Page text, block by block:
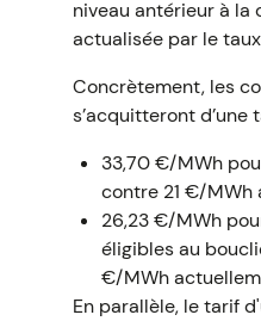
niveau antérieur à la
actualisée par le
Concrètement, les
s’acquitteront d’une
33,70 €/MWh
contre 21 €/MWh
26,23 €/MWh
éligibles au
€/MWh
En parallèle, le tarif